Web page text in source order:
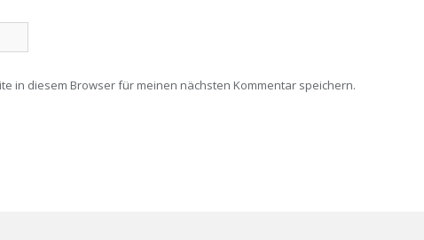
in diesem Browser für meinen nächsten Kommentar speichern.